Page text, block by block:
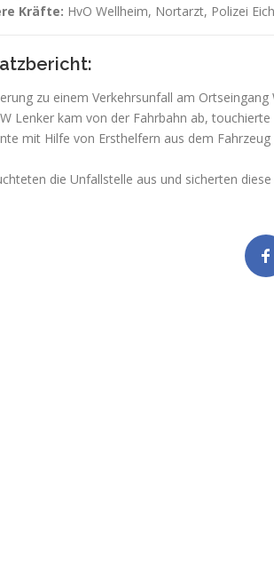
Kräfte: HvO Wellheim, Nortarzt, Polizei
zu einem Verkehrsunfall am
Lenker kam von der Fahrbahn ab,
mit Hilfe von Ersthelfern aus dem
die Unfallstelle aus und sicherten diese